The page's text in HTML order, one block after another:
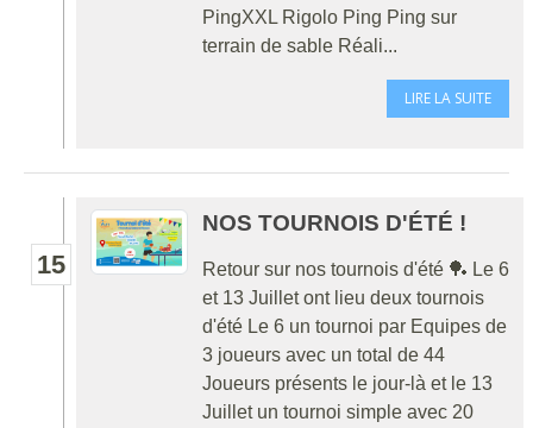
PingXXL Rigolo Ping Ping sur
terrain de sable Réali...
LIRE LA SUITE
15
NOS TOURNOIS D'ÉTÉ !
Retour sur nos tournois d'été 🏓 Le 6
et 13 Juillet ont lieu deux tournois
d'été Le 6 un tournoi par Equipes de
3 joueurs avec un total de 44
Joueurs présents le jour-là et le 13
Juillet un tournoi simple avec 20